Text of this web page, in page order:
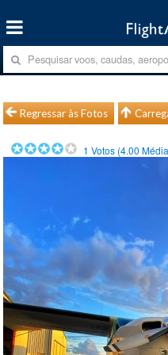
Regressar às Fotos
1 Votos (4.00